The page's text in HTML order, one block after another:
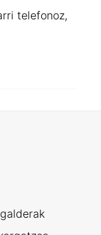
telefonoz,